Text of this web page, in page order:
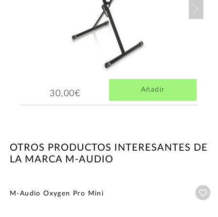
30,00€ Añadir
OTROS PRODUCTOS INTERESANTES DE
LA MARCA M-AUDIO
M-Audio Oxygen Pro Mini